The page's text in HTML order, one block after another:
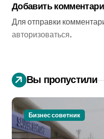
Добавить
Для отправки
авторизоваться.
Вы пропустили
Бизнес советник